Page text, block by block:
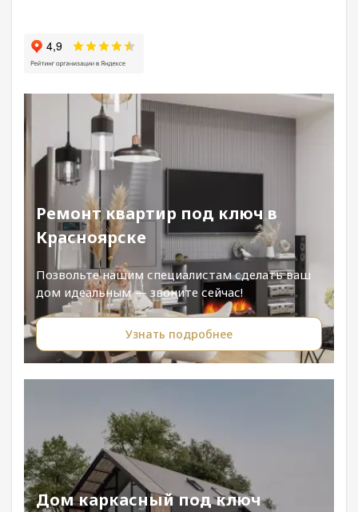
Ремонт квартир под ключ в
Красноярске
Позвольте нашим специалистам сделать ваш
дом идеальным — звоните сейчас!
Узнать подробнее
Дом каркасный под ключ